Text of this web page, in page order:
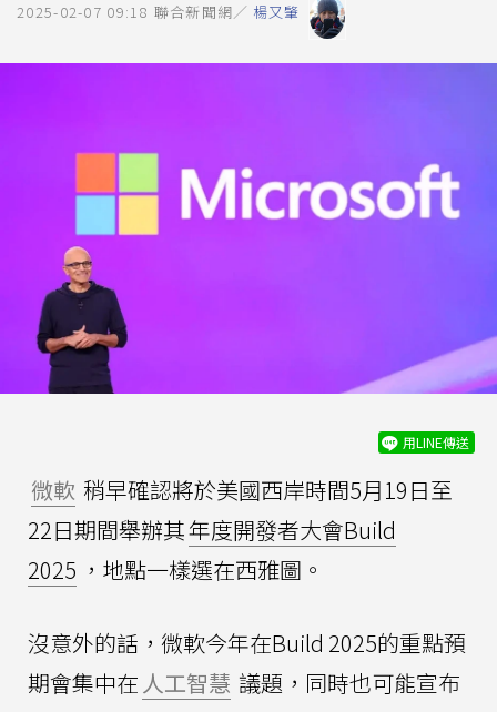
2025-02-07 09:18 聯合新聞網／ 楊又肇
用LINE傳送
微軟 稍早確認將於美國西岸時間5月19日至
22日期間舉辦其年度開發者大會Build
2025 ，地點一樣選在西雅圖。
沒意外的話，微軟今年在Build 2025的重點預
期會集中在 人工智慧 議題，同時也可能宣布